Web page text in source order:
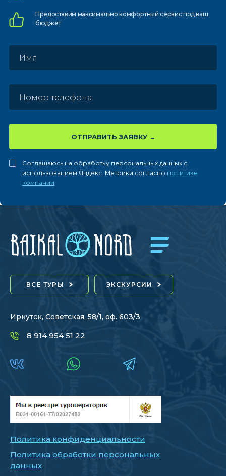
Предоставим максимально комфортныйсервис под ваш
бюджет
ОТПРАВИТЬ ЗАЯВКУ
Соглашаюсь на обработку персональных данных с
использованием Яндекс. Метрики согласно политике
компании
ВСЕ ТУРЫ ЭКСКУРСИИ
Иркутск, Советская, 58/1, оф. 603/3
8 914 954 51 22
Политика конфиденциальности
Политика обработки персональных
данных